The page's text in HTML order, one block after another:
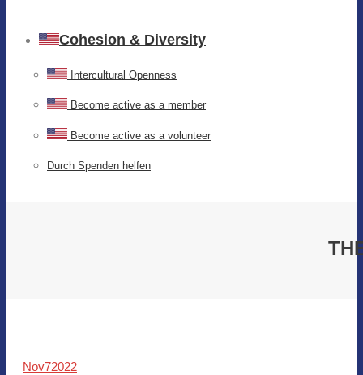
Cohesion & Diversity
Intercultural Openness
Become active as a member
Become active as a volunteer
Durch Spenden helfen
Nov72022